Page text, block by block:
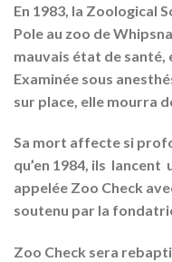
En 1983, la Zoological
Pole au zoo de
mauvais état de santé,
Examinée sous
sur place, elle mourra
Sa mort affecte si
qu’en 1984, ils
appelée Zoo Check
soutenu par la
Zoo Check sera